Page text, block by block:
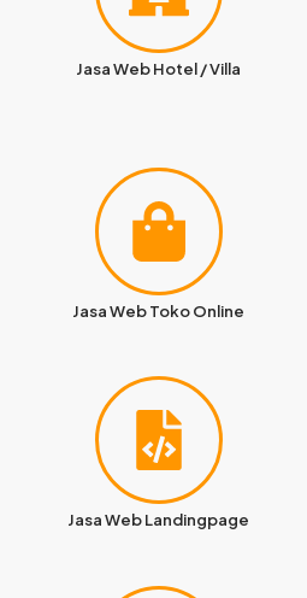
Jasa Web Hotel / Villa
Jasa Web Toko Online
Jasa Web Landingpage